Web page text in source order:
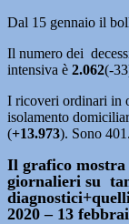
Dal 15 gennaio il
Il numero dei
intensiva è 2.062(-
I ricoveri ordinari in
isolamento
(+13.973). Sono
Il grafico
giornalieri su
2020 – 13